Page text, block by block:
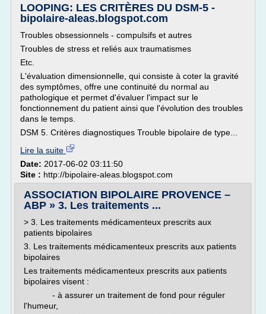
LOOPING: LES CRITÈRES DU DSM-5 -
bipolaire-aleas.blogspot.com
Troubles obsessionnels - compulsifs et autres
Troubles de stress et reliés aux traumatismes
Etc.
L'évaluation dimensionnelle, qui consiste à coter la gravité
des symptômes, offre une continuité du normal au
pathologique et permet d'évaluer l'impact sur le
fonctionnement du patient ainsi que l'évolution des troubles
dans le temps.
DSM 5. Critères diagnostiques Trouble bipolaire de type...
Lire la suite
Date: 2017-06-02 03:11:50
Site : http://bipolaire-aleas.blogspot.com
ASSOCIATION BIPOLAIRE PROVENCE –
ABP » 3. Les traitements ...
> 3. Les traitements médicamenteux prescrits aux
patients bipolaires
3. Les traitements médicamenteux prescrits aux patients
bipolaires
Les traitements médicamenteux prescrits aux patients
bipolaires visent :
- à assurer un traitement de fond pour réguler
l'humeur,